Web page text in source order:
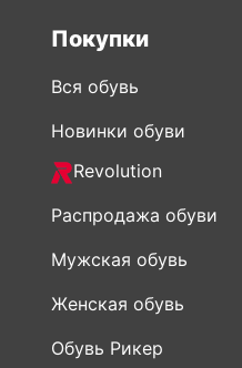
Новинки обуви
Revolution
Распродажа обуви
Мужская обувь
Женская обувь
Обувь Рикер
Сапоги Рикер
Ботинки Rieker